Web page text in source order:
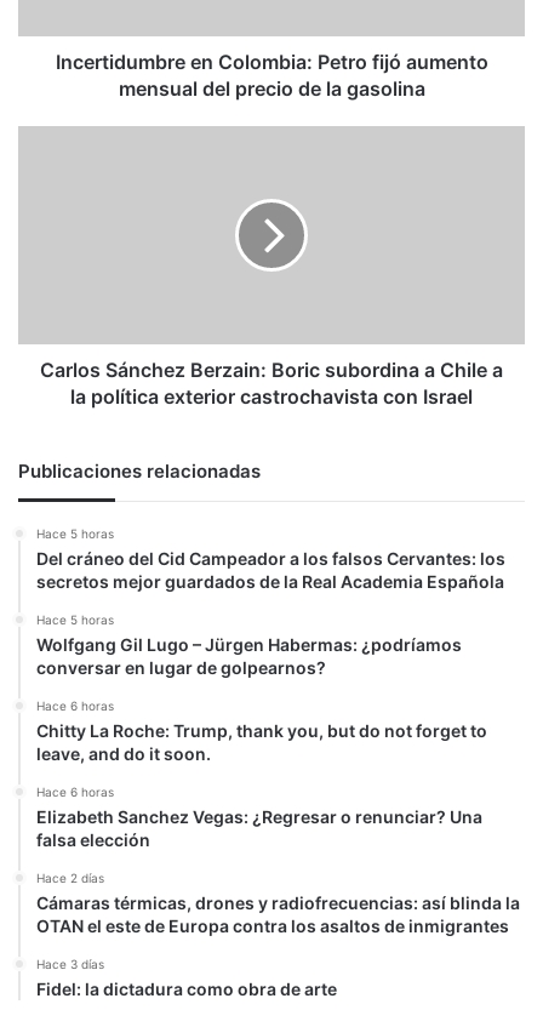
precio
Incertidumbre en Colombia: Petro fijó aumento
mensual del precio de la gasolina
la
política
exterior
Israel
Carlos Sánchez Berzain: Boric subordina a Chile a
la política exterior castrochavista con Israel
Publicaciones relacionadas
Hace 5 horas
Del cráneo del Cid Campeador a los falsos Cervantes: los
secretos mejor guardados de la Real Academia Española
Hace 5 horas
Wolfgang Gil Lugo – Jürgen Habermas: ¿podríamos
conversar en lugar de golpearnos?
Hace 6 horas
Chitty La Roche: Trump, thank you, but do not forget to
leave, and do it soon.
Hace 6 horas
Elizabeth Sanchez Vegas: ¿Regresar o renunciar? Una
falsa elección
Hace 2 días
Cámaras térmicas, drones y radiofrecuencias: así blinda la
OTAN el este de Europa contra los asaltos de inmigrantes
Hace 3 días
Fidel: la dictadura como obra de arte